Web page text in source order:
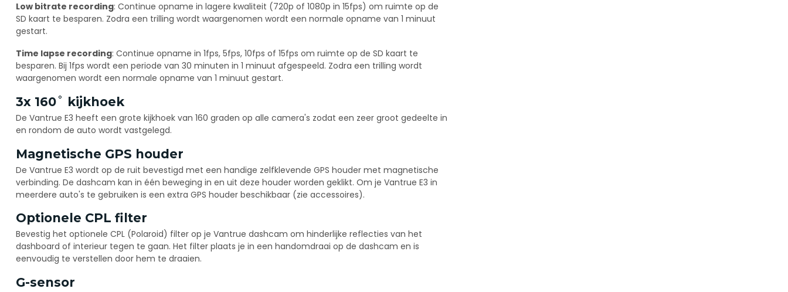
Low bitrate recording: Continue opname in lagere kwaliteit (720p of 1080p in 15fps) om ruimte op de
SD kaart te besparen. Zodra een trilling wordt waargenomen wordt een normale opname van 1 minuut
gestart.
Time lapse recording: Continue opname in 1fps, 5fps, 10fps of 15fps om ruimte op de SD kaart te
besparen. Bij 1fps wordt een periode van 30 minuten in 1 minuut afgespeeld. Zodra een trilling wordt
waargenomen wordt een normale opname van 1 minuut gestart.
3x 160˚ kijkhoek
De Vantrue E3 heeft een grote kijkhoek van 160 graden op alle camera's zodat een zeer groot gedeelte in
en rondom de auto wordt vastgelegd.
Magnetische GPS houder
De Vantrue E3 wordt op de ruit bevestigd met een handige zelfklevende GPS houder met magnetische
verbinding. De dashcam kan in één beweging in en uit deze houder worden geklikt. Om je Vantrue E3 in
meerdere auto's te gebruiken is een extra GPS houder beschikbaar (zie accessoires).
Optionele CPL filter
Bevestig het optionele CPL (Polaroid) filter op je Vantrue dashcam om hinderlijke reflecties van het
dashboard of interieur tegen te gaan. Het filter plaats je in een handomdraai op de dashcam en is
eenvoudig te verstellen door hem te draaien.
G-sensor